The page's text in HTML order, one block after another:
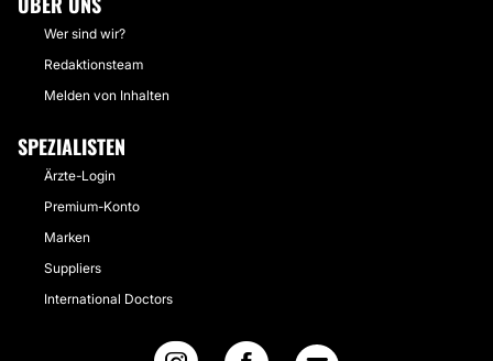
Wer sind wir?
Redaktionsteam
Melden von Inhalten
SPEZIALISTEN
Ärzte-Login
Premium-Konto
Marken
Suppliers
International Doctors